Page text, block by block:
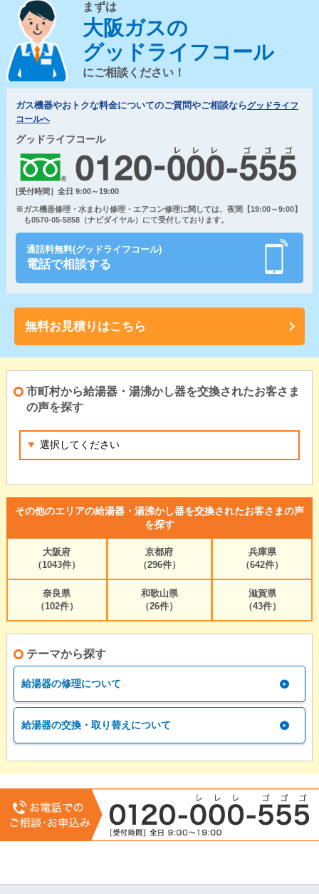
まずは
大阪ガスの
グッドライフコール
にご相談ください！
ガス機器やおトクな料金についてのご質問やご相談ならグッドライフ
コールへ
グッドライフコール
[受付時間］全日 9:00～19:00
※ガス機器修理・水まわり修理・エアコン修理に関しては、夜間【19:00～9:00】
も0570-05-5858（ナビダイヤル）にて受付しております。
通話料無料(グッドライフコール)
電話で相談する
無料お見積りはこちら
市町村から給湯器・湯沸かし器を交換されたお客さま
の声を探す
その他のエリアの給湯器・湯沸かし器を交換されたお客さまの声
を探す
大阪府
（1043件）
京都府
（296件）
兵庫県
（642件）
奈良県
（102件）
和歌山県
（26件）
滋賀県
（43件）
テーマから探す
給湯器の修理について
給湯器の交換・取り替えについて